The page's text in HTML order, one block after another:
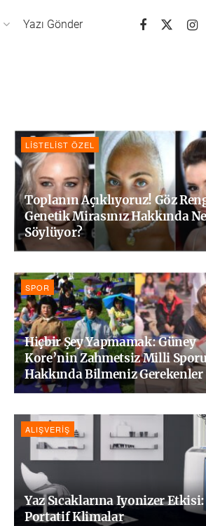
Yazı Gönder
LISTELIST ÖZEL
Toplanın Açıklıyoruz! Göz
Genetik Mirasınız Hakkında
Söylüyor?
SPOR
Hiçbir Şey Yapmamak: Güney
Kore’nin Zahmetsiz Milli
Hakkında Bilmeniz Gerekenler
ALIŞVERIŞ
Yaz Sıcaklarına Iyonizer Etkisi:
Portatif Klimalar